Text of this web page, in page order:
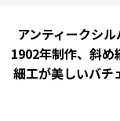
アンティークシ
1902年制作、斜め
細工が美しいバチ